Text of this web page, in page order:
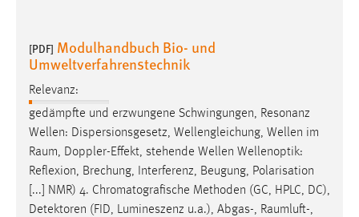
[PDF] Modulhandbuch Bio- und
Umweltverfahrenstechnik
Relevanz:
gedämpfte und erzwungene Schwingungen, Resonanz
Wellen: Dispersionsgesetz, Wellengleichung, Wellen im
Raum, Doppler-Effekt, stehende Wellen Wellenoptik:
Reflexion, Brechung, Interferenz, Beugung, Polarisation
[...] NMR) 4. Chromatografische Methoden (GC, HPLC, DC),
Detektoren (FID, Lumineszenz u.a.), Abgas-, Raumluft-,